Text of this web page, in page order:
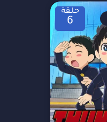
حلقة
6